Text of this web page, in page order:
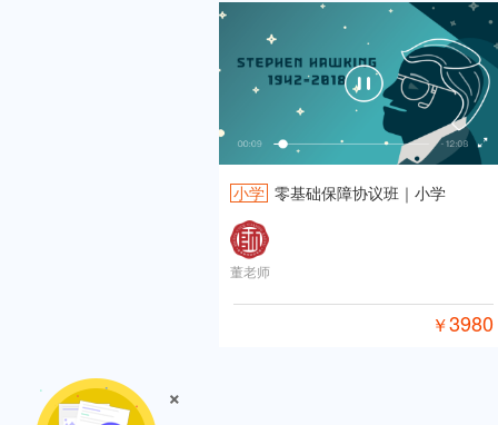
小学 零基础保障协议班｜小学
董老师
￥3980
×